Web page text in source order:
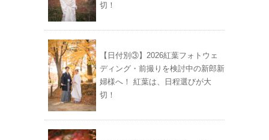
切！
【日付別③】2026紅葉フォトウェ
ディング・前撮りを検討中の新郎新
婦様へ！ 紅葉は、日程選びが大
切！